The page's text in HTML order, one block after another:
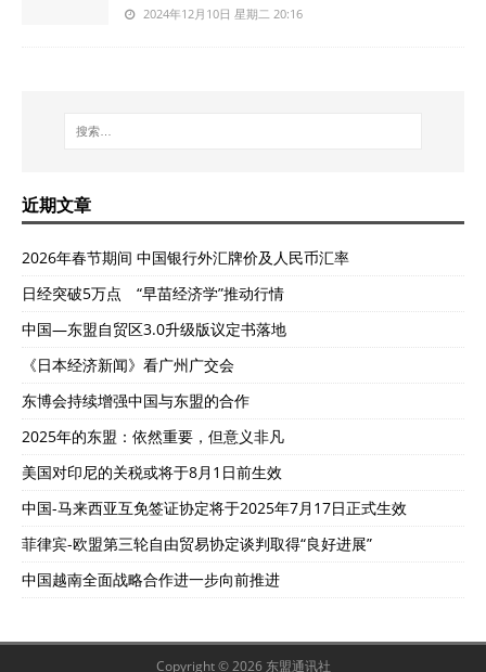
2024年12月10日 星期二 20:16
近期文章
2026年春节期间 中国银行外汇牌价及人民币汇率
日经突破5万点 “早苗经济学”推动行情
中国—东盟自贸区3.0升级版议定书落地
《日本经济新闻》看广州广交会
东博会持续增强中国与东盟的合作
2025年的东盟：依然重要，但意义非凡
美国对印尼的关税或将于8月1日前生效
中国-马来西亚互免签证协定将于2025年7月17日正式生效
菲律宾-欧盟第三轮自由贸易协定谈判取得“良好进展”
中国越南全面战略合作进一步向前推进
Copyright © 2026 东盟通讯社